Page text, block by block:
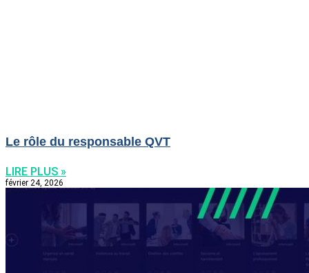
Le rôle du responsable QVT
LIRE PLUS »
février 24, 2026